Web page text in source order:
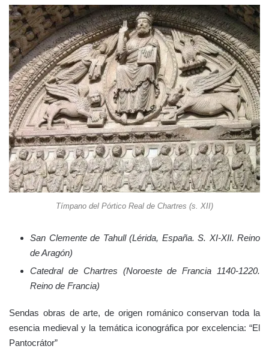
Tímpano del Pórtico Real de Chartres (s. XII)
San Clemente de Tahull (Lérida, España. S. XI-XII. Reino
de Aragón)
Catedral de Chartres (Noroeste de Francia 1140-1220.
Reino de Francia)
Sendas obras de arte, de origen románico conservan toda la
esencia medieval y la temática iconográfica por excelencia: “El
Pantocrátor”